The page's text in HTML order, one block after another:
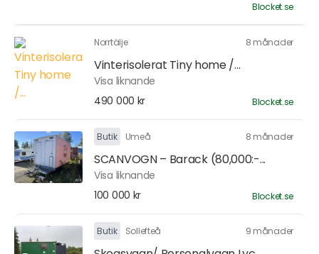
Blocket.se
Norrtälje 8 månader
Vinterisolerat Tiny home /...
Visa liknande
490 000 kr
Blocket.se
Butik Umeå 8 månader
SCANVOGN – Barack (80,000:-...
Visa liknande
100 000 kr
Blocket.se
Butik Sollefteå 9 månader